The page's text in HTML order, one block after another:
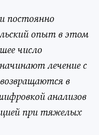
постоянно
опыт в этом
число
лечение с
в
анализов
при тяжелых